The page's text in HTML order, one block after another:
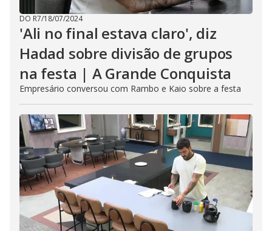
DO R7/18/07/2024
'Ali no final estava claro', diz
Hadad sobre divisão de grupos
na festa | A Grande Conquista
Empresário conversou com Rambo e Kaio sobre a festa